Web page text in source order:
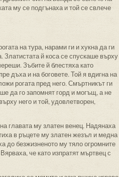
му се подгънаха и той се свлече
на тура, нарами ги и хукна да ги
Златистата й коса се спускаше върху
Зъбите й блестяха като
дъха и на боговете. Той я вдигна на
рогата пред него. Смъртникът ги
да го запомнят горд и могъщ, а не
него и той, удовлетворен,
главата му златен венец. Надянаха
в ръцете му златен жезъл и медна
до безжизненото му тяло огромните
че като изпратят мъртвец с